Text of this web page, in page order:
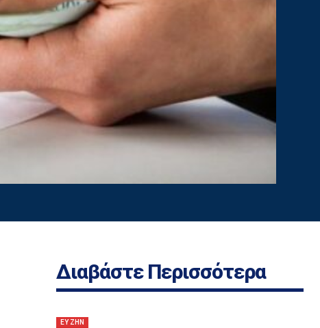
Διαβάστε Περισσότερα
ΕΥ ΖΗΝ